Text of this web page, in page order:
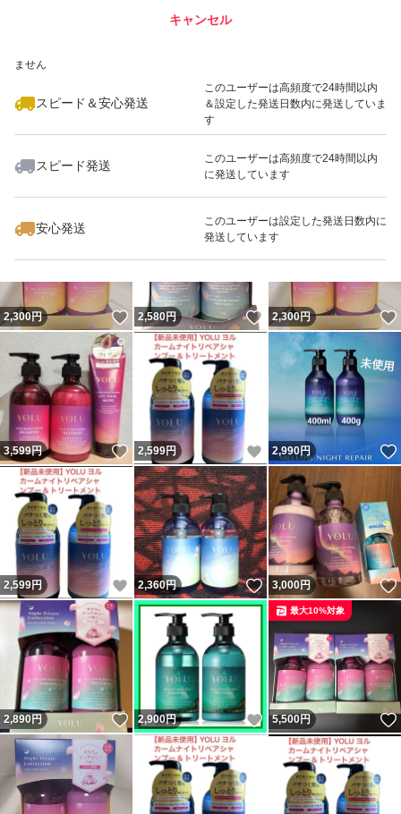
ません
スピード＆安心発送
このユーザーは高頻度で24時間以内
＆設定した発送日数内に発送していま
す
スピード発送
このユーザーは高頻度で24時間以内
に発送しています
安心発送
このユーザーは設定した発送日数内に
発送しています
キャンセル
いいね！
2,970
2,300円 いいね！
2,580円 いいね！
2,300円
3,599円 いいね！
2,599円 いいね！
2,990円
2,599円 いいね！
2,360円 いいね！
3,000円
2,890円 いいね！
2,900円 いいね！
5,500円
最大10%対象